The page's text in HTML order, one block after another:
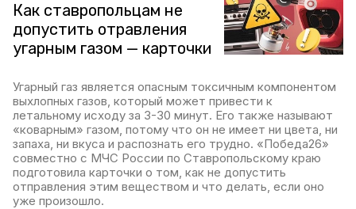
Как ставропольцам не
допустить отравления
угарным газом — карточки
Угарный газ является опасным токсичным компонентом
выхлопных газов, который может привести к
летальному исходу за 3-30 минут. Его также называют
«коварным» газом, потому что он не имеет ни цвета, ни
запаха, ни вкуса и распознать его трудно. «Победа26»
совместно с МЧС России по Ставропольскому краю
подготовила карточки о том, как не допустить
отправления этим веществом и что делать, если оно
уже произошло.